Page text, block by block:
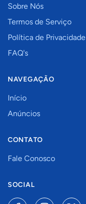
Sobre Nós
Termos de Serviço
Política de Privacidade
FAQ's
NAVEGAÇÃO
Início
Anúncios
CONTATO
Fale Conosco
SOCIAL